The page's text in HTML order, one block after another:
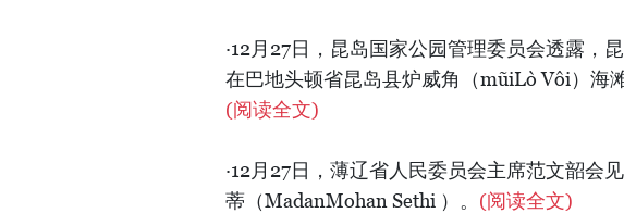
·12月27日，昆岛国家公园管理委员会透露，
在巴地头顿省昆岛县炉威角（mũiLò Vôi）海
(阅读全文)
·12月27日，薄辽省人民委员会主席范文韶会
蒂（MadanMohan Sethi ）。 (阅读全文)